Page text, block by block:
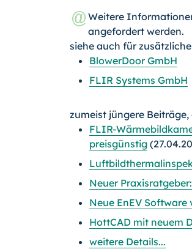
Weitere
angefordert werden.
siehe auch für
BlowerDoor GmbH
FLIR Systems GmbH
zumeist jüngere
FLIR-
preisgünstig
Neuer
Neue EnEV Software
HottCAD mit neuem
weitere Details...